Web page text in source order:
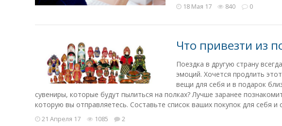
18 Мая 17 840 0
Что привезти из
Поездка в другую страну
эмоций. Хочется продлить
вещи для себя и в подарок
сувениры, которые будут пылиться на полках? Лучше заранее
которую вы отправляетесь. Составьте список ваших покупок для себя и
21 Апреля 17 1085 2